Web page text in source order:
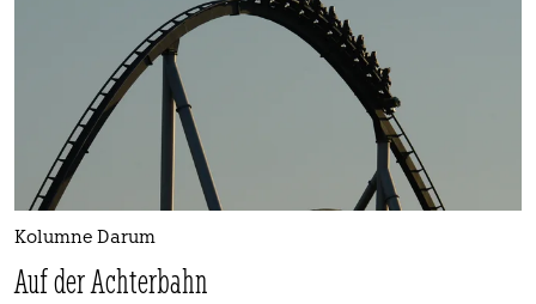
Kolumne Darum
Auf der Achterbahn